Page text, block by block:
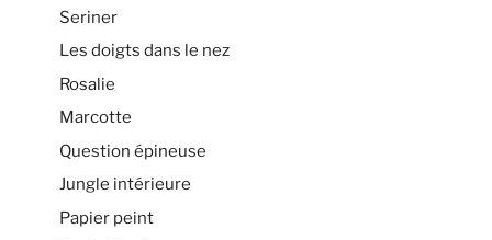
Seriner
Les doigts dans le nez
Rosalie
Marcotte
Question épineuse
Jungle intérieure
Papier peint